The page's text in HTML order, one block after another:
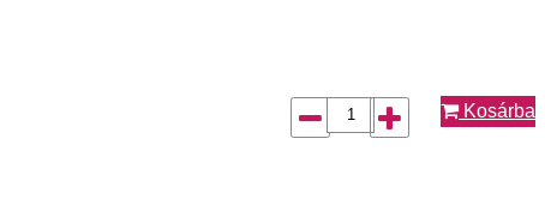
Kosárba